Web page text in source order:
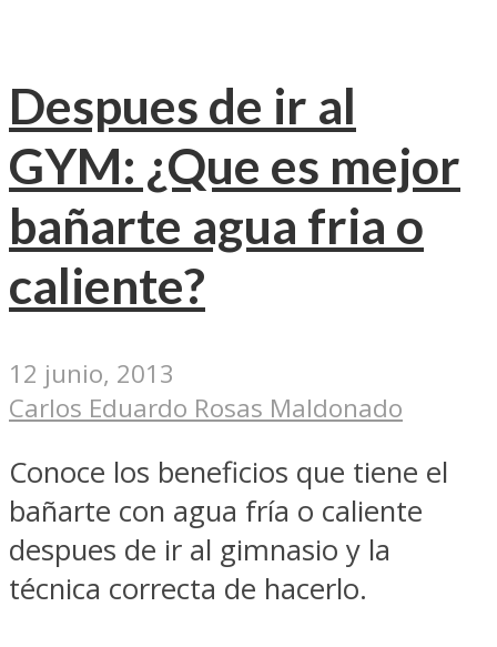
Despues de ir al
GYM: ¿Que es mejor
bañarte agua fria o
caliente?
12 junio, 2013
Carlos Eduardo Rosas Maldonado
Conoce los beneficios que tiene el
bañarte con agua fría o caliente
despues de ir al gimnasio y la
técnica correcta de hacerlo.